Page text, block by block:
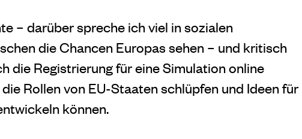
– darüber spreche ich viel in sozialen
die Chancen Europas sehen – und kritisch
die Registrierung für eine Simulation online
Rollen von EU-Staaten schlüpfen und Ideen für
können.